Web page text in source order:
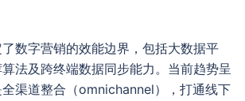
数字营销的效能边界，包括大数据平
法及跨终端数据同步能力。当前趋势呈
渠道整合（omnichannel），打通线下